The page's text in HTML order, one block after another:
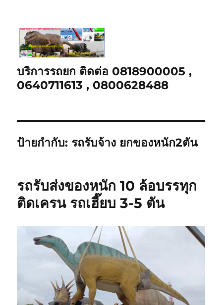
บริการรถยก ติดต่อ 0818900005 ,
0640711613 , 0800628488
ป้ายกำกับ: รถรับจ้าง ยกของหนัก2ตัน
รถรับส่งของหนัก 10 ล้อบรรทุก
ติดเครน รถเฮี๊ยบ 3-5 ตัน